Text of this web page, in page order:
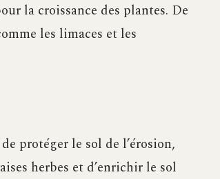
la croissance des plantes. De
les limaces et les
protéger le sol de l’érosion,
herbes et d’enrichir le sol